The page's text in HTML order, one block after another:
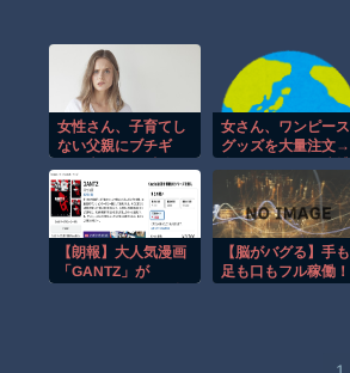
女性さん、子育てし
ない父親にブチギ
ぶ！！→ｗｗｗｗ
女さん、ワンピース
グッズを大量注文→
ｗｗｗ
【朗報】大人気漫画
「GANTZ」が
【脳がバグる】手も
足も口もフル稼働！